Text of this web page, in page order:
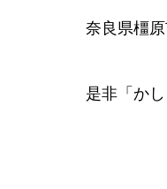
奈良県橿
是非「か